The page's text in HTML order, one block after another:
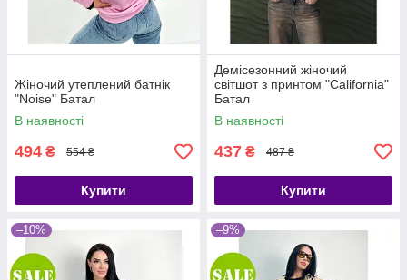
Жіночий утеплений батнік
"Noise" Батал
В наявності
494 ₴ 554 ₴
Купити
Демісезонний жіночий
світшот з принтом "California"
Батал
В наявності
437 ₴ 487 ₴
Купити
–10% –9%